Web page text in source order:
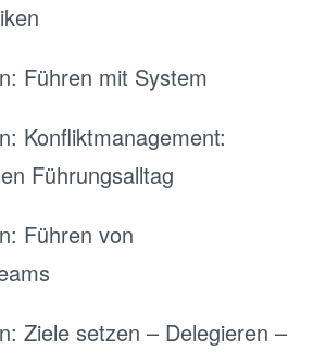
Führen mit System
Konfliktmanagement:
Führungsalltag
Führen von
Ziele setzen – Delegieren –